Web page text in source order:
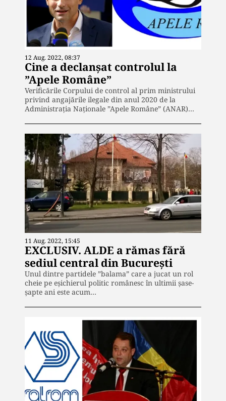
12 Aug. 2022, 08:37
Cine a declanșat controlul la
”Apele Române”
Verificările Corpului de control al prim ministrului
privind angajările ilegale din anul 2020 de la
Administrația Naționale ”Apele Române” (ANAR)…
11 Aug. 2022, 15:45
EXCLUSIV. ALDE a rămas fără
sediul central din București
Unul dintre partidele ”balama” care a jucat un rol
cheie pe eșichierul politic românesc în ultimii șase-
șapte ani este acum…